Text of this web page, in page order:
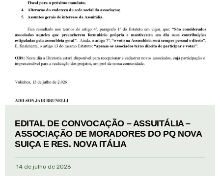
EDITAL DE CONVOCAÇÃO – ASSUITÁLIA –
ASSOCIAÇÃO DE MORADORES DO PQ NOVA
SUIÇA E RES. NOVA ITÁLIA
14 de julho de 2026